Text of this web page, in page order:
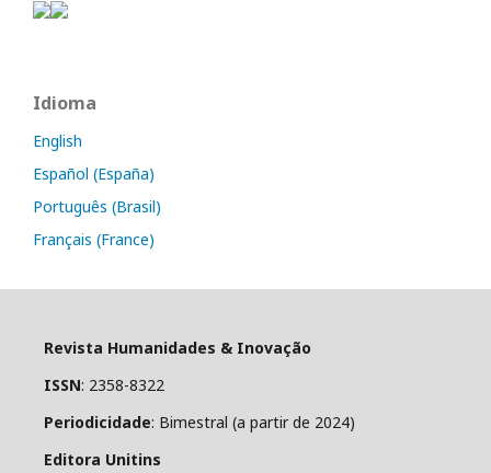
Idioma
English
Español (España)
Português (Brasil)
Français (France)
Revista Humanidades & Inovação
ISSN: 2358-8322
Periodicidade: Bimestral (a partir de 2024)
Editora Unitins